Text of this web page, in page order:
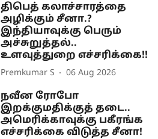
திபெத் கலாச்சாரத்தை
அழிக்கும் சீனா.?
இந்தியாவுக்கு பெரும்
அச்சுறுத்தல்..
உளவுத்துறை எச்சரிக்கை!!
Premkumar S 06 Aug 2026
நவீன ரோபோ
இறக்குமதிக்குத் தடை..
அமெரிக்காவுக்கு பகீரங்க
எச்சரிக்கை விடுத்த சீனா!